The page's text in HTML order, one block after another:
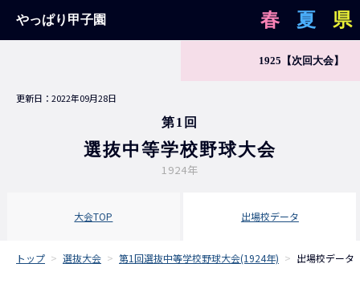
やっぱり甲子園 県
夏
春
更新日：2022年09月28日
第1回
選抜中等学校野球大会
1924年
大会TOP 出場校データ
トップ > 選抜大会 > 第1回選抜中等学校野球大会(1924年) > 出場校データ
1925 【次回大会】